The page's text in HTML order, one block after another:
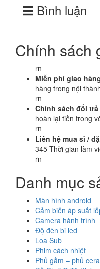
Bình luận
Chính sách
rn
Miễn phí giao
hàng trong nội
rn
Chính sách đổi
hoàn lại tiền trong
rn
Liên hệ mua sỉ /
345 Thời gian làm
rn
Danh mục
Màn hình android
Cảm biến áp suất
Camera hành trình
Độ đèn bi led
Loa Sub
Phim cách nhiệt
Phủ gầm – phủ